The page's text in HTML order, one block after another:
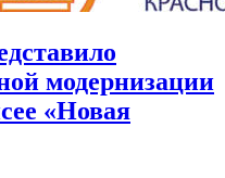
модернизации
«Новая